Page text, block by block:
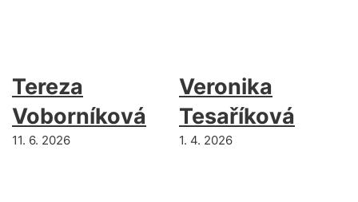
Tereza
Voborníková
11. 6. 2026
Veronika
Tesaříková
1. 4. 2026